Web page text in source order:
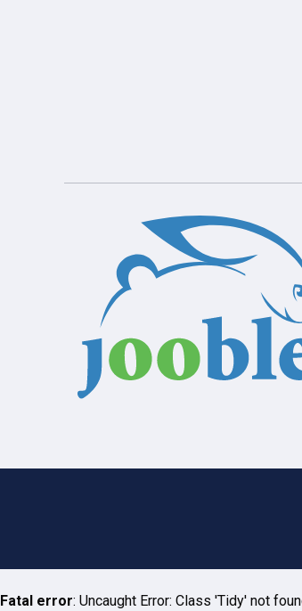
Fatal error: Uncaught Error: Class 'Tidy' not